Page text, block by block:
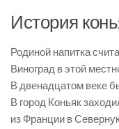
История
Родиной напитка
Виноград в этой
В двенадцатом веке
В город Коньяк
из Франции в